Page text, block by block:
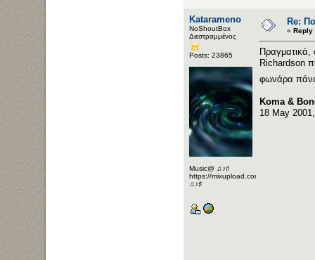
Katarameno
NoShoutBox
Διεστραμμένος
Posts: 23865
Music@ ♫♪♯
https://mixupload.com/u/Katarameno/
♫♪♯
Re:
« Reply
Richardson
φωνάρα
Koma &
18 May